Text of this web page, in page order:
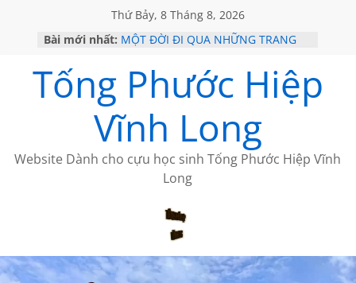
Thứ Bảy, 8 Tháng 8, 2026
Bài mới nhất: MỘT ĐỜI ĐI QUA NHỮNG TRANG
KHÔNG ĐỀ 19 CỦA THÁI LÃO
CHÙM THƠ CỦA BÍCH HÀ
GIÃ TỪ ĐÀ LẠT của ANTH ĐOÀN
HỌC SỬ HỒI XƯA
Tống Phước Hiệp
Vĩnh Long
Website Dành cho cựu học sinh Tống Phước Hiệp Vĩnh
Long